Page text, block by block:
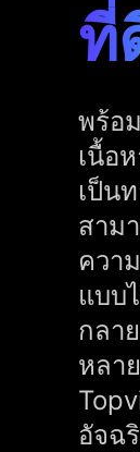
ที่
พร้อ
เนื้อ
เป็น
สาม
ควา
แบบ
กลา
หลา
อัจฉ